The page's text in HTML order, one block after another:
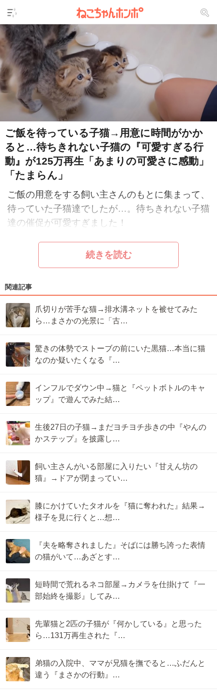
ご飯を待っている子猫→用意に時間がかか
ると…待ちきれない子猫の『可愛すぎる行
動』が125万再生「あまりの可愛さに感動」
「たまらん」
ご飯の用意をする飼い主さんのもとに集まって、
待っていた子猫達でしたが…。待ちきれない子猫
達の催促が可愛すぎました！
続きを読む
関連記事
爪切りが苦手な猫→排水溝ネットを被せてみた
ら…まさかの光景に「古…
驚きの体勢でストーブの前にいた黒猫…本当に猫
なのか疑いたくなる『…
インフルでダウン中→猫と『ペットボトルのキャ
ップ』で遊んでみた結…
生後27日の子猫→まだヨチヨチ歩きの中『やんの
かステップ』を披露し…
飼い主さんがいる部屋に入りたい『甘えん坊の
猫』→ドアが閉まってい…
膝にかけていたタオルを『猫に奪われた』結果→
様子を見に行くと…想…
『夫を略奪されました』そばには勝ち誇った表情
の猫がいて…あざとす…
短時間で荒れるネコ部屋→カメラを仕掛けて『一
部始終を撮影』してみ…
先輩猫と2匹の子猫が『何かしている』と思った
ら…131万再生された『…
弟猫の入院中、ママが兄猫を撫でると…ふだんと
違う『まさかの行動』…